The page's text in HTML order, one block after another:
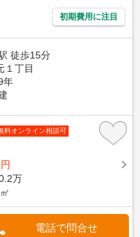
初期費用に注目
徒歩15分
１丁目
年
料オンライン相談可
万
電話で問合せ